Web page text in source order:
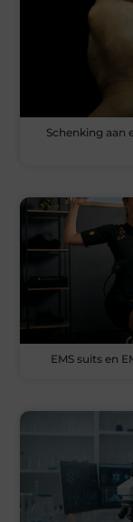
Schenking aan
EMS suits en